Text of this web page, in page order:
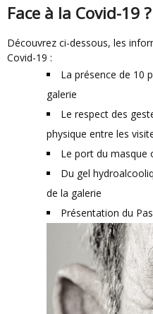
Face à la Covid-19 ?
Découvrez ci-dessous, les informations relatives au protocole
Covid-19 :
La présence de 10
galerie
Le respect des
physique entre les
Le port du masque
Du gel
de la galerie
Présentation du